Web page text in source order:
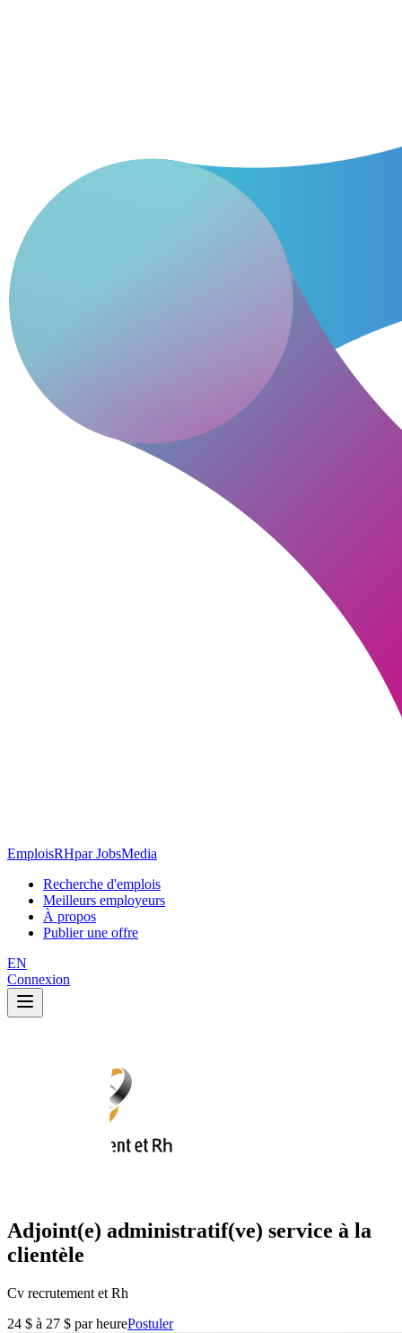
EmploisRHpar JobsMedia
Recherche d'emplois
Meilleurs employeurs
À propos
Publier une offre
EN
Connexion
Adjoint(e) administratif(ve) service à la
clientèle
Cv recrutement et Rh
24 $ à 27 $ par heurePostuler